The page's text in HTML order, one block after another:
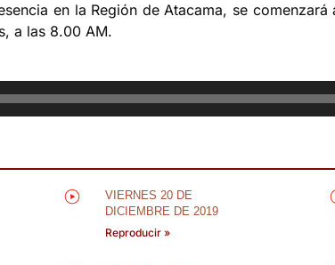
en la Región de Atacama, se comenzará
a las 8.00 AM.
VIERNES 20 DE
DICIEMBRE DE 2019
Reproducir »